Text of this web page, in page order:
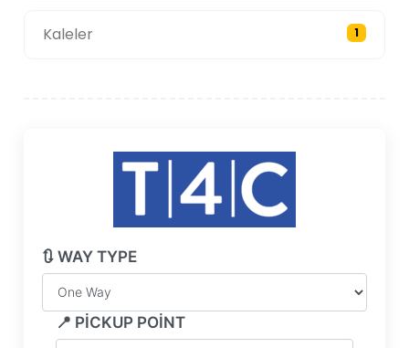
Kaleler 1
🔃 WAY TYPE
📍 PICKUP POINT